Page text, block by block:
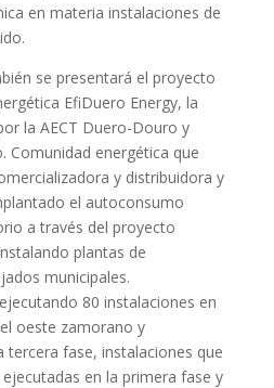
en materia instalaciones de
se presentará el proyecto
EfiDuero Energy, la
la AECT Duero-Douro y
Comunidad energética que
y distribuidora y
el autoconsumo
a través del proyecto
plantas de
municipales.
80 instalaciones en
oeste zamorano y
tercera fase, instalaciones que
en la primera fase y